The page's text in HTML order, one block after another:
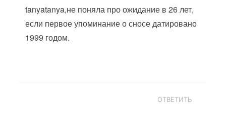
tanyatanya,не поняла про ожидание в 26 лет,
если первое упоминание о сносе датировано
1999 годом.
ОТВЕТИТЬ